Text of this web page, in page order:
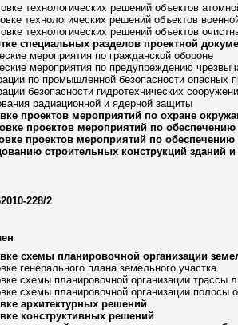
технологических решений объектов
технологических решений объектов
технологических решений объектов
специальных разделов проектной
мероприятия по гражданской обороне
мероприятия по предупреждению
по промышленной безопасности опасных
безопасности гидротехнических
радиационной и ядерной защиты
проектов мероприятий по охране
проектов мероприятий по
проектов мероприятий по
строительных конструкций зданий
228/2
схемы планировочной организации
генерального плана земельного участка
схемы планировочной организации трассы
схемы планировочной организации полосы
архитектурных решений
конструктивных решений